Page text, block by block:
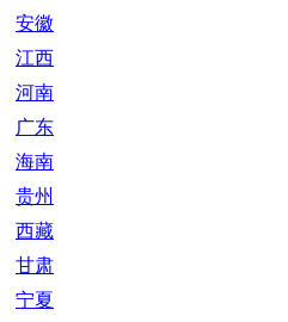
安徽
江西
河南
广东
海南
贵州
西藏
甘肃
宁夏